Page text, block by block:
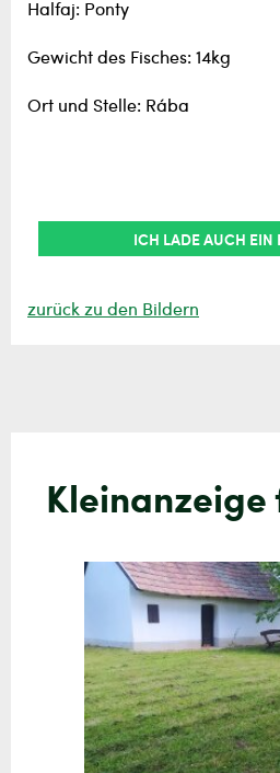
Halfaj: Ponty
Gewicht des Fisches: 14kg
Ort und Stelle: Rába
ICH LADE AUCH EIN
zurück zu den Bildern